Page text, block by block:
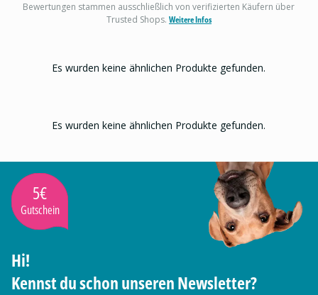
Bewertungen stammen ausschließlich von verifizierten Käufern über
Trusted Shops. Weitere Infos
Es wurden keine ähnlichen Produkte gefunden.
Es wurden keine ähnlichen Produkte gefunden.
5€
Gutschein
Hi!
Kennst du schon unseren Newsletter?